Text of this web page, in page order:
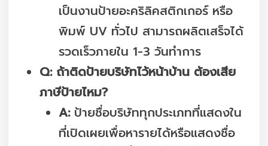
เป็นงานป้ายอะคริลิคสติกเกอร์ หรือ
พิมพ์ UV ทั่วไป สามารถผลิตเสร็จได้
รวดเร็วภายใน 1-3 วันทำการ
Q: ถ้าติดป้ายบริษัทไว้หน้าบ้าน ต้องเสีย
ภาษีป้ายไหม?
A:ป้ายชื่อบริษัททุกประเภทที่แสดงใน
ที่เปิดเผยเพื่อหารายได้หรือแสดงชื่อ